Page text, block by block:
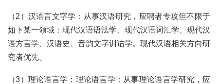
（2）汉语言文字学：从事汉语研究，应聘者专攻但不限于
如下某一领域：现代汉语语法学、现代汉语词汇学、现代汉
语方言学、汉语史、音韵文字训诂学。现代汉语相关方向研
究者优先。
（3）理论语言学：理论语言学：从事理论语言学研究，应